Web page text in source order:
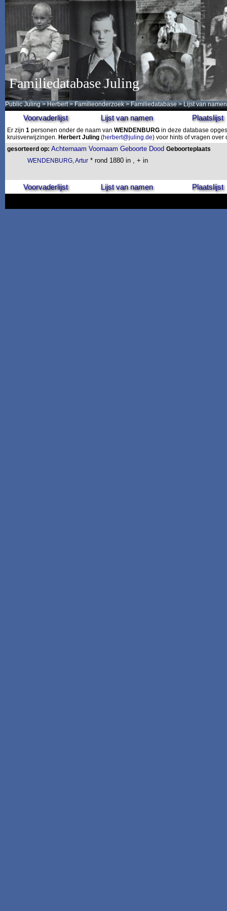
Familiedatabase Juling
Public Juling >Herbert >Familieonderzoek >Familiedatabase > Lijst van namen
Voorvaderlijst Lijst van namen Plaatslijst
Er zijn 1 personen onder de naam van WENDENBURG in deze database
kruisverwijzingen. Herbert Juling (herbert@juling.de) voor hints of vragen
gesorteerd op: Achternaam Voornaam Geboorte Dood Geboorteplaats
WENDENBURG, Artur * rond 1880 in , + in
Voorvaderlijst Lijst van namen Plaatslijst